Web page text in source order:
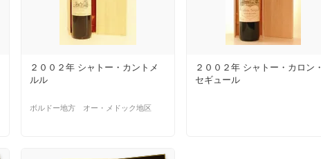
２００２年 シャトー・カントメ
ルル
ボルドー地方 オー・メドック地区
２００２年 シャトー・カロン・
セギュール